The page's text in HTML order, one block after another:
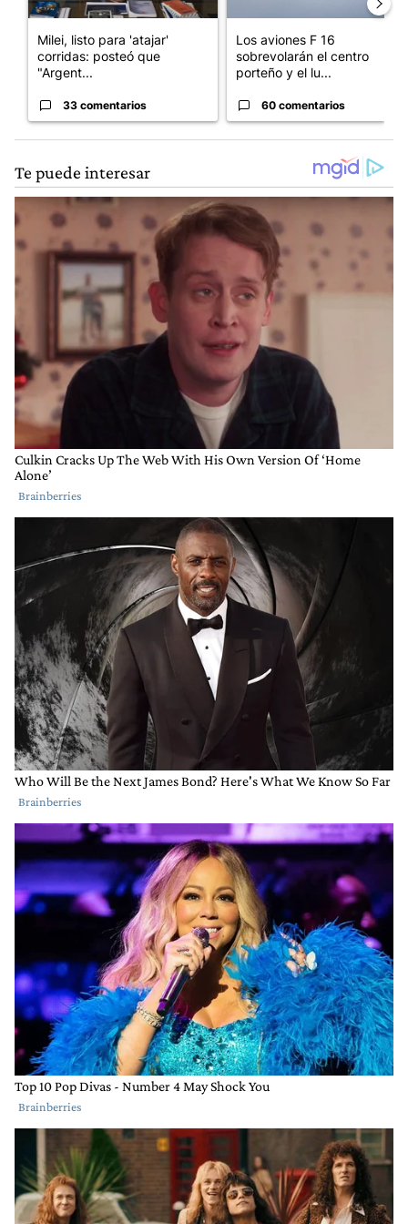
Milei, listo para 'atajar'
corridas: posteó que
"Argent...
33 comentarios
Los aviones F 16
sobrevolarán el centro
porteño y el lu...
60 comentarios